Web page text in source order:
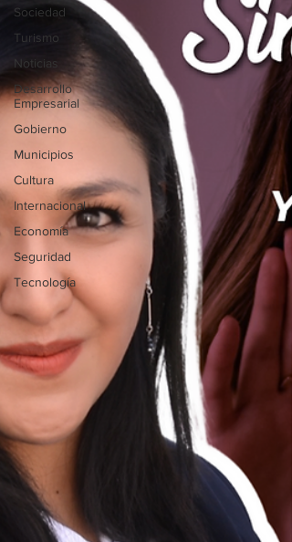
Sociedad
Turismo
Noticias
Desarrollo
Empresarial
Gobierno
Municipios
Cultura
Internacional
Economía
Seguridad
Tecnología